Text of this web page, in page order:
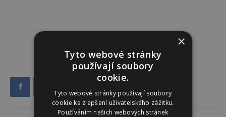
×
Tyto webové stránky
používají soubory
cookie.
Tyto webové stránky používají soubory
cookie ke zlepšení uživatelského zážitku.
Používáním našich webových stránek